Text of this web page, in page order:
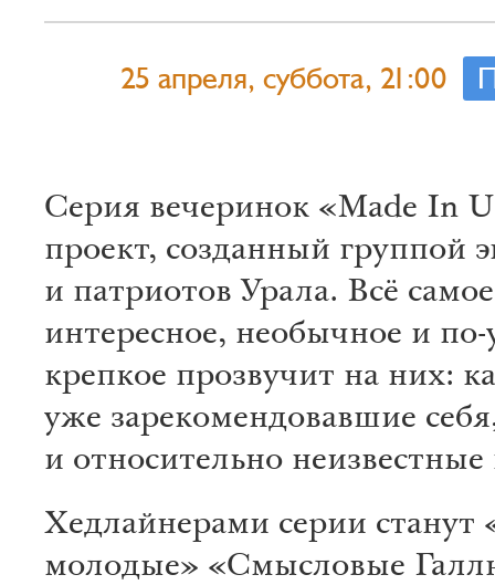
25 апреля, суббота, 21:00
Серия вечеринок «Made In
проект, созданный группой
и патриотов Урала. Всё самое
интересное, необычное и по-
крепкое прозвучит на них:
уже зарекомендовавшие
и относительно
Хедлайнерами серии станут
молодые» «Смы­словые